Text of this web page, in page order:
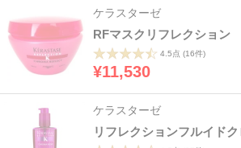
ケラスターゼ
RFマスクリフレクション
4.5点 (16件)
¥11,530
ケラスターゼ
リフレクションフルイド